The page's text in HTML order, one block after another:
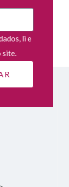
li e
site.